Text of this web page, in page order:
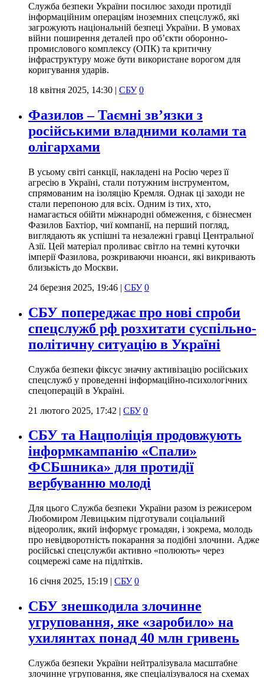
Служба безпеки України посилює заходи протидії
інформаційним операціям іноземних спецслужб, які
загрожують національній безпеці України. В умовах
війни поширення деталей про об’єкти оборонно-
промислового комплексу (ОПК) та критичну
інфраструктуру може бути використане ворогом для
коригування ударів.
18 квітня 2025, 14:30 | СБУ 0
Фазилов – Таємні зв’язки з
російськими владними колами та
олігархами
В усьому світі санкції, накладені на Росію через її
агресію в Україні, стали потужним інструментом,
спрямованим на ізоляцію Кремля. Однак ці заходи не
стали перепоною для всіх. Одним із тих, хто,
намагається обійти міжнародні обмеження, є бізнесмен
Фазилов Бахтіор, чиї компанії, на перший погляд,
виглядають як успішні та незалежні гравці Центральної
Азії. Цей матеріал проливає світло на темні куточки
імперії Фазилова, розкриваючи нюанси, які викривають
близькість до Москви.
24 березня 2025, 19:46 | СБУ 0
СБУ попереджає про нові спроби
спецслужб рф розхитати суспільно-
політичну ситуацію в Україні
Служба безпеки фіксує значну активізацію російських
спецслужб у проведенні інформаційно-психологічних
спецоперацій в Україні.
21 лютого 2025, 17:42 | СБУ 0
СБУ та Нацполіція продовжують
інформкампанію «Спали»
ФСБшника» для протидії
вербуванню молоді
Для цього Служба безпеки України разом із режисером
Любомиром Левицьким підготували соціальний
відеоролик, який інформує громадян, і зокрема, молодь
про невідворотність покарання за подібні злочини. Адже
російські спецслужби активно «полюють» через
соцмережі саме на підлітків.
16 січня 2025, 15:19 | СБУ 0
СБУ знешкодила злочинне
угруповання, яке «заробило» на
ухилянтах понад 40 млн гривень
Служба безпеки України нейтралізувала масштабне
злочинне угруповання, яке спеціалізувалося на схемах